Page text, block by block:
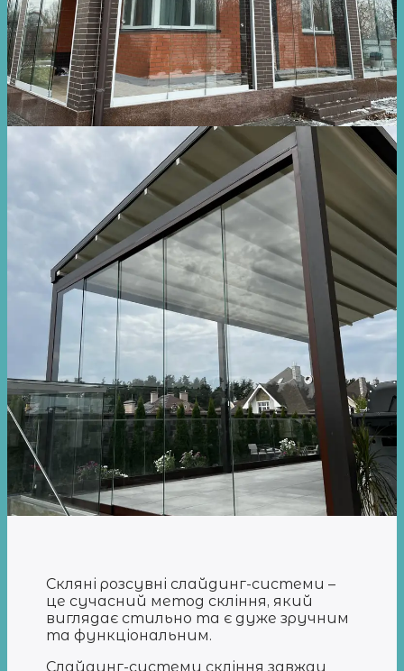
Скляні розсувні слайдинг-системи –
це сучасний метод скління, який
виглядає стильно та є дуже зручним
та функціональним.
Слайдинг-системи скління завжди